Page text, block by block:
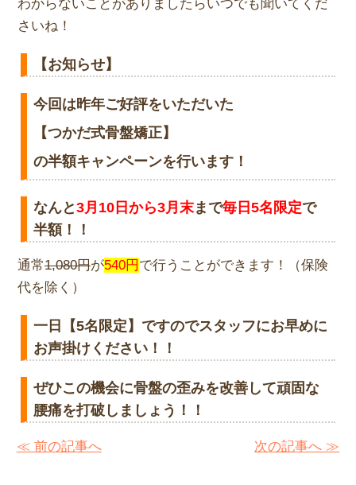
わからないことがありましたらいつでも聞いてくだ
さいね！
【お知らせ】
今回は昨年ご好評をいただいた
【つかだ式骨盤矯正】
の半額キャンペーンを行います！
なんと3月10日から3月末まで毎日5名限定で
半額！！
通常1,080円が540円 で行うことができます！（保険
代を除く）
一日【5名限定】ですのでスタッフにお早めに
お声掛けください！
！
ぜひこの機会に骨盤の歪みを改善して頑固な
腰痛を打破しましょう ！！
≪ 前の記事へ 次の記事へ ≫